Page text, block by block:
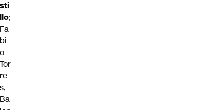
sti
llo;
Fa
bi
o
Tor
re
s,
Ba